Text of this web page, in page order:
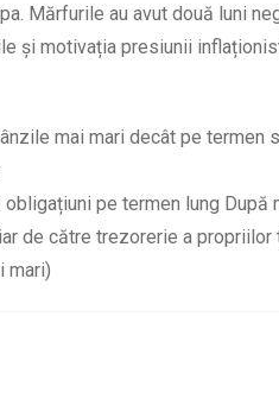
Mărfurile au avut două luni
și motivația presiunii
mai mari decât pe termen
pe termen lung După
de către trezorerie a
mari)